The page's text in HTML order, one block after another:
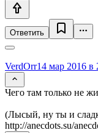
Ответить
VerdOrr14 мар 2016 в
Чего там только не
(Лысый, ну ты и
http://anecdots.su/